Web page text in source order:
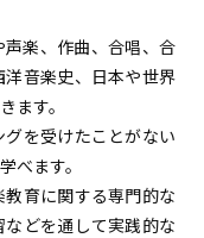
楽、作曲、合唱、合
音楽史、日本や世界
ます。
を受けたことがない
べます。
育に関する専門的な
どを通して実践的な